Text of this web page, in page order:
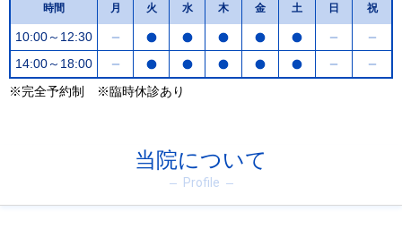
時間 月 火 水 木 金 土 日 祝
10:00～12:30
14:00～18:00
※完全予約制 ※臨時休診あり
当院について
Profile